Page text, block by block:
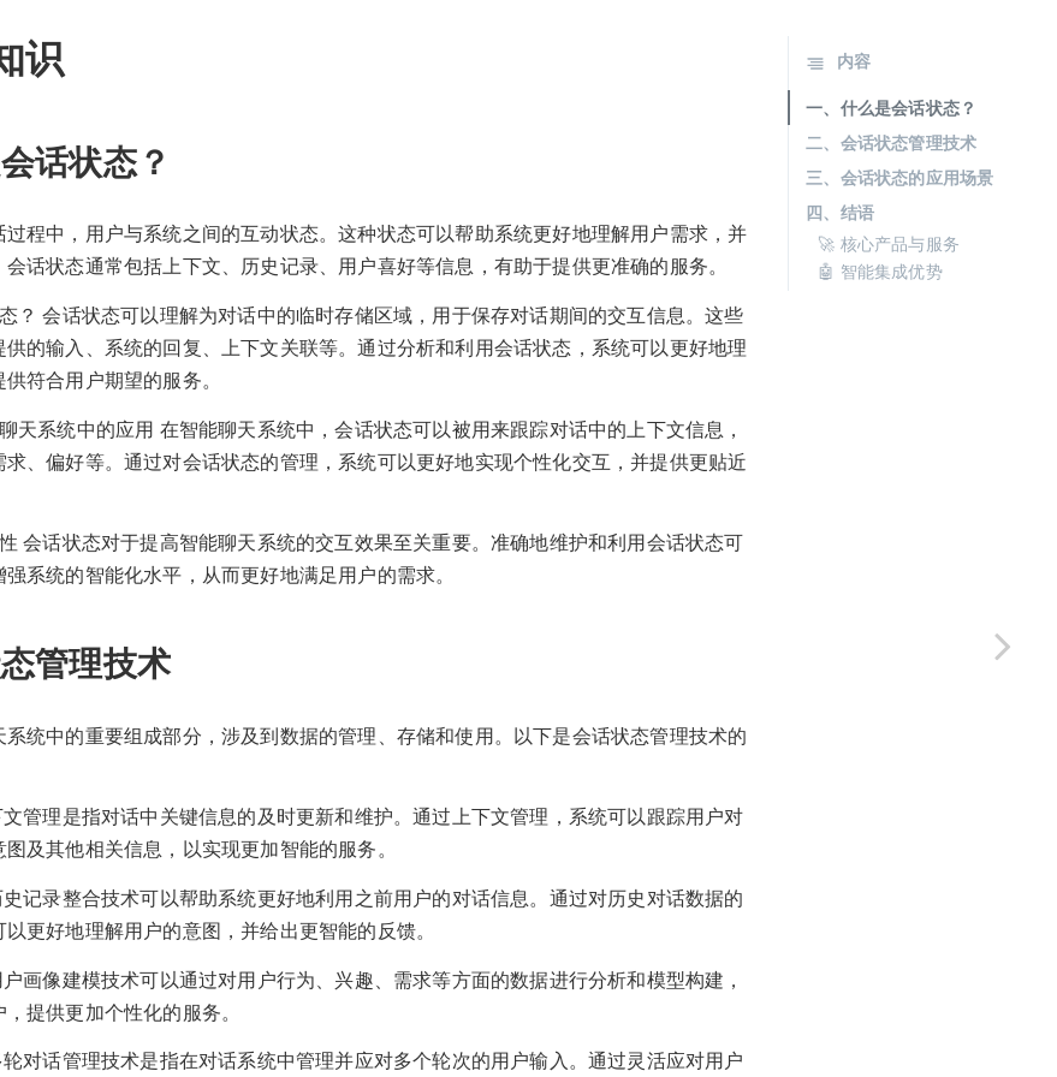
识
话状态？
程中，用户与系统之间的互动状态。这种状态可以帮助系统更好地理解用户需求，并
话状态通常包括上下文、历史记录、用户喜好等信息，有助于提供更准确的服务。
？ 会话状态可以理解为对话中的临时存储区域，用于保存对话期间的交互信息。这些
的输入、系统的回复、上下文关联等。通过分析和利用会话状态，系统可以更好地理
符合用户期望的服务。
天系统中的应用 在智能聊天系统中，会话状态可以被用来跟踪对话中的上下文信息，
、偏好等。通过对会话状态的管理，系统可以更好地实现个性化交互，并提供更贴近
会话状态对于提高智能聊天系统的交互效果至关重要。准确地维护和利用会话状态可
系统的智能化水平，从而更好地满足用户的需求。
管理技术
统中的重要组成部分，涉及到数据的管理、存储和使用。以下是会话状态管理技术的
管理是指对话中关键信息的及时更新和维护。通过上下文管理，系统可以跟踪用户对
及其他相关信息，以实现更加智能的服务。
记录整合技术可以帮助系统更好地利用之前用户的对话信息。通过对历史对话数据的
更好地理解用户的意图，并给出更智能的反馈。
画像建模技术可以通过对用户行为、兴趣、需求等方面的数据进行分析和模型构建，
提供更加个性化的服务。
对话管理技术是指在对话系统中管理并应对多个轮次的用户输入。通过灵活应对用户
内容
一、什么是会话状态？
二、会话状态管理技术
三、会话状态的应用场景
四、结语
🚀 核心产品与服务
🤖 智能集成优势